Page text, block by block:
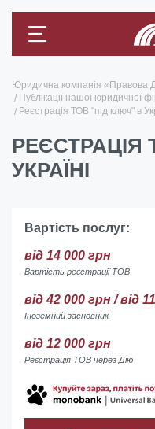
Юридична компанія «Правова
Публікації нашої юридичної
Реєстрація ТОВ "під ключ" в
РЕЄСТРАЦІЯ
УКРАЇНІ
Вартість послуг:
від 14 000 грн
Вартість реєстрації ТОВ
від 42 000 грн / від
Іноземний засновник
від 12 000 грн
Реєстрація ТОВ через Дію